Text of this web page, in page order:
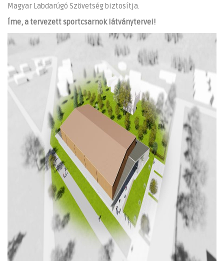
Magyar Labdarúgó Szövetség biztosítja.
Íme, a tervezett sportcsarnok látványtervei!